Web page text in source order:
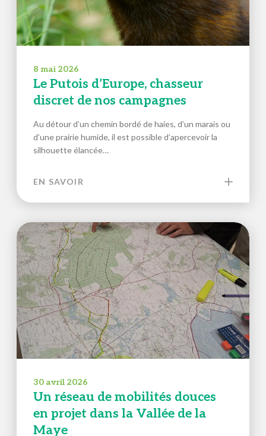
8 mai 2026
Le Putois d’Europe, chasseur
discret de nos campagnes
Au détour d’un chemin bordé de haies, d’un marais ou
d’une prairie humide, il est possible d’apercevoir la
silhouette élancée…
EN SAVOIR
30 avril 2026
Un réseau de mobilités douces
en projet dans la Vallée de la
Maye